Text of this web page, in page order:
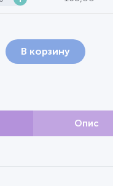
В корзину
Опис